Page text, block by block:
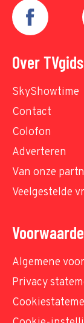
Over
SkyShowtime
Contact
Colofon
Adverteren
Van onze
Veelgestelde
Algemene
Privacy